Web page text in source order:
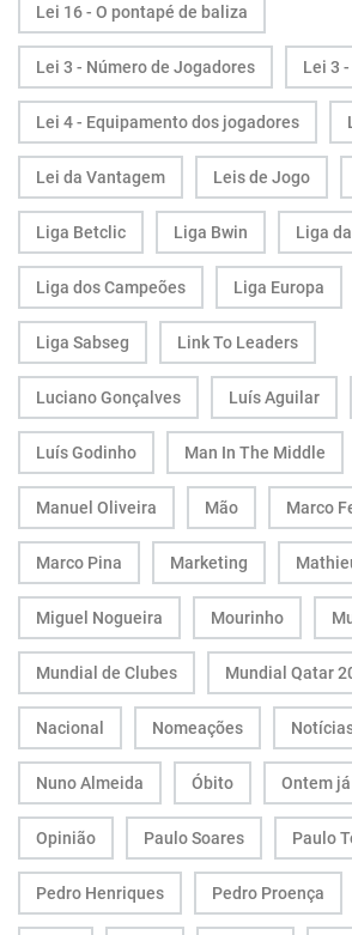
Lei 16 - O pontapé de baliza
Lei 3 - Número de Jogadores Lei 3
Lei 4 - Equipamento dos jogadores
Lei da Vantagem Leis de Jogo
Liga Betclic Liga Bwin Liga
Liga dos Campeões Liga Europa
Liga Sabseg Link To Leaders
Luciano Gonçalves Luís Aguilar
Luís Godinho Man In The Middle
Manuel Oliveira Mão Marco
Marco Pina Marketing
Miguel Nogueira Mourinho
Mundial de Clubes Mundial Qatar
Nacional Nomeações
Nuno Almeida Óbito Ontem
Opinião Paulo Soares Paulo
Pedro Henriques Pedro Proença